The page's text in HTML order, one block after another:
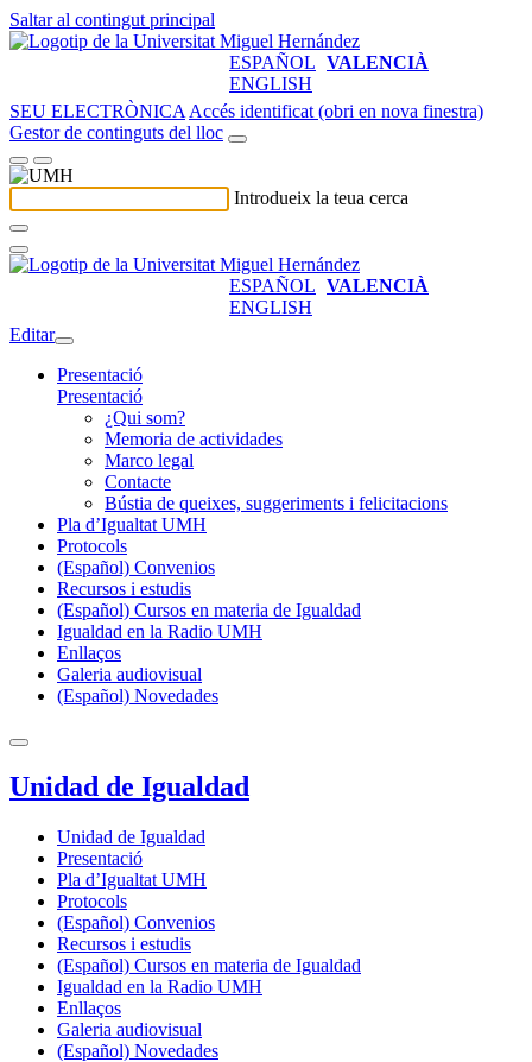
Saltar al contingut principal
ESPAÑOL VALENCIÀ
ENGLISH
SEU ELECTRÒNICA Accés identificat (obri en nova finestra)
Gestor de continguts del lloc
Introdueix la teua cerca
ESPAÑOL VALENCIÀ
ENGLISH
Editar
Presentació
Presentació
¿Qui som?
Memoria de actividades
Marco legal
Contacte
Bústia de queixes, suggeriments i felicitacions
Pla d’Igualtat UMH
Protocols
(Español) Convenios
Recursos i estudis
(Español) Cursos en materia de Igualdad
Igualdad en la Radio UMH
Enllaços
Galeria audiovisual
(Español) Novedades
Unidad de Igualdad
Unidad de Igualdad
Presentació
Pla d’Igualtat UMH
Protocols
(Español) Convenios
Recursos i estudis
(Español) Cursos en materia de Igualdad
Igualdad en la Radio UMH
Enllaços
Galeria audiovisual
(Español) Novedades